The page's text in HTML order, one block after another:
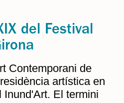
del Festival
Contemporani de
artística en
Inund'Art. El termini